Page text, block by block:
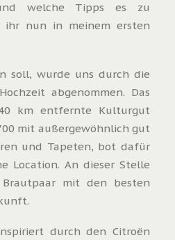
welche Tipps es zu
nun in meinem ersten
soll, wurde uns durch die
abgenommen. Das
km entfernte Kulturgut
mit außergewöhnlich gut
und Tapeten, bot dafür
Location. An dieser Stelle
mit den besten
durch den Citroën